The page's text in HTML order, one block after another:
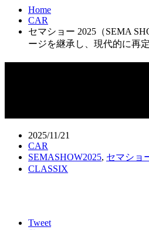
Home
CAR
セマショー 2025（SEMA
ージを継承し、現代的に再
2025/11/21
CAR
SEMASHOW2025, セマショ
CLASSIX
Tweet